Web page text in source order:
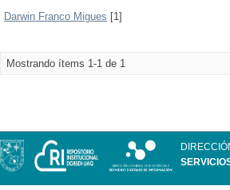
Darwin Franco Migues [1]
Mostrando ítems 1-1 de 1